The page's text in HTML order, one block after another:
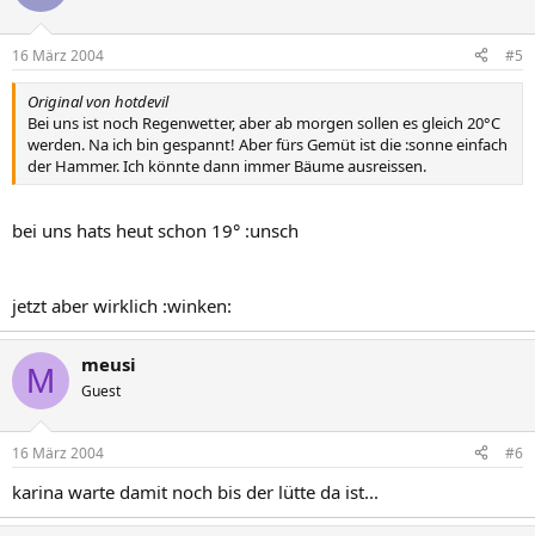
16 März 2004 #5
Original von hotdevil
Bei uns ist noch Regenwetter, aber ab morgen sollen es gleich 20°C
werden. Na ich bin gespannt! Aber fürs Gemüt ist die :sonne einfach
der Hammer. Ich könnte dann immer Bäume ausreissen.
bei uns hats heut schon 19° :unsch
jetzt aber wirklich :winken:
M meusi
Guest
16 März 2004 #6
karina warte damit noch bis der lütte da ist...